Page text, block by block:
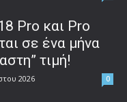
Pro και Pro
σε ένα μήνα
τιμή!
2026 0